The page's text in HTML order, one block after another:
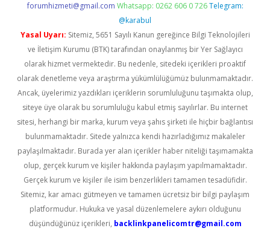
forumhizmeti@gmail.com Whatsapp: 0262 606 0 726 Telegram:
@karabul
Yasal Uyarı: Sitemiz, 5651 Sayılı Kanun gereğince Bilgi Teknolojileri
ve İletişim Kurumu (BTK) tarafından onaylanmış bir Yer Sağlayıcı
olarak hizmet vermektedir. Bu nedenle, sitedeki içerikleri proaktif
olarak denetleme veya araştırma yükümlülüğümüz bulunmamaktadır.
Ancak, üyelerimiz yazdıkları içeriklerin sorumluluğunu taşımakta olup,
siteye üye olarak bu sorumluluğu kabul etmiş sayılırlar. Bu internet
sitesi, herhangi bir marka, kurum veya şahıs şirketi ile hiçbir bağlantısı
bulunmamaktadır. Sitede yalnızca kendi hazırladığımız makaleler
paylaşılmaktadır. Burada yer alan içerikler haber niteliği taşımamakta
olup, gerçek kurum ve kişiler hakkında paylaşım yapılmamaktadır.
Gerçek kurum ve kişiler ile isim benzerlikleri tamamen tesadüfidir.
Sitemiz, kar amacı gütmeyen ve tamamen ücretsiz bir bilgi paylaşım
platformudur. Hukuka ve yasal düzenlemelere aykırı olduğunu
düşündüğünüz içerikleri, backlinkpanelicomtr@gmail.com